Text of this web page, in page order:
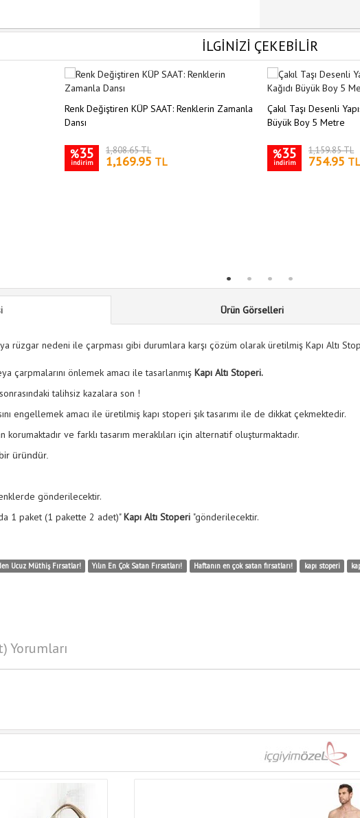
İLGİNİZİ ÇEKEBİLİR
Renk Değiştiren KÜP SAAT: Renklerin Zamanla
Dansı
%35
indirim
1,808.65 TL
1,169.95 TL
Çakıl Taşı Desenli
Büyük Boy 5 Metre
%35
indirim
1,159.85 TL
754.95 TL
Ürün Görselleri
rüzgar nedeni ile çarpması gibi durumlara karşı çözüm olarak üretilmiş Kapı Altı
çarpmalarını önlemek amacı ile tasarlanmış Kapı Altı Stoperi.
talihsiz kazalara son !
engellemek amacı ile üretilmiş kapı stoperi şık tasarımı ile de dikkat çekmektedir.
korumaktadır ve farklı tasarım meraklıları için alternatif oluşturmaktadır.
üründür.
gönderilecektir.
1 paket (1 pakette 2 adet)"Kapı Altı Stoperi "gönderilecektir.
Ucuz Müthiş Fırsatlar! Yılın En Çok Satan Fırsatları! Haftanın en çok satan fırsatları! kapı stoperi
Yorumları